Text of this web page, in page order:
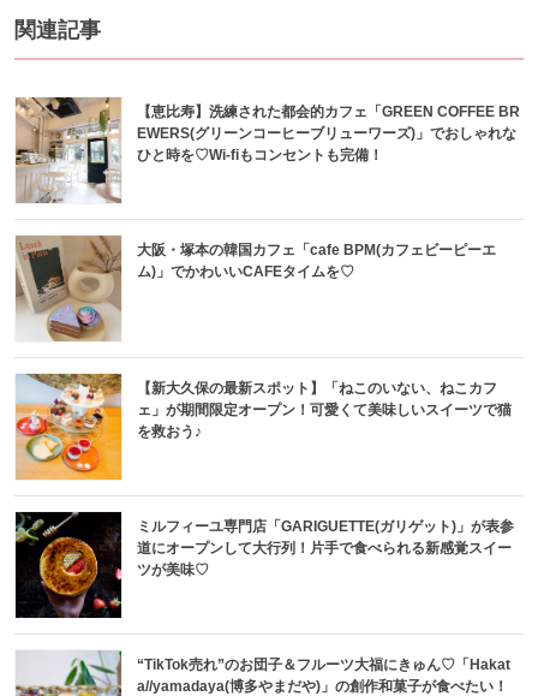
関連記事
【恵比寿】洗練された都会的カフェ「GREEN COFFEE BR
EWERS(グリーンコーヒーブリューワーズ)」でおしゃれな
ひと時を♡Wi-fiもコンセントも完備！
大阪・塚本の韓国カフェ「cafe BPM(カフェビーピーエ
ム)」でかわいいCAFEタイムを♡
【新大久保の最新スポット】「ねこのいない、ねこカフ
ェ」が期間限定オープン！可愛くて美味しいスイーツで猫
を救おう♪
ミルフィーユ専門店「GARIGUETTE(ガリゲット)」が表参
道にオープンして大行列！片手で食べられる新感覚スイー
ツが美味♡
“TikTok売れ”のお団子＆フルーツ大福にきゅん♡「Hakat
a//yamadaya(博多やまだや)」の創作和菓子が食べたい！